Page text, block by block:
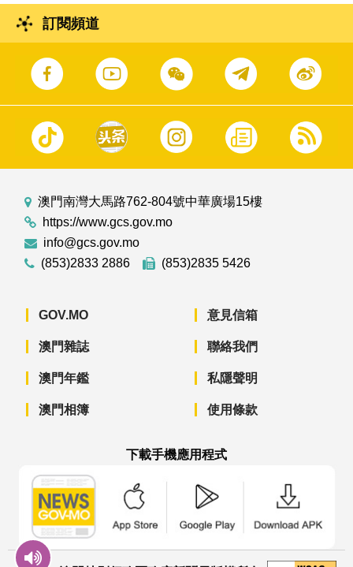
訂閱頻道
澳門南灣大馬路762-804號中華廣場15樓
https://www.gcs.gov.mo
info@gcs.gov.mo
(853)2833 2886
(853)2835 5426
GOV.MO
澳門雜誌
澳門年鑑
澳門相簿
意見信箱
聯絡我們
私隱聲明
使用條款
下載手機應用程式